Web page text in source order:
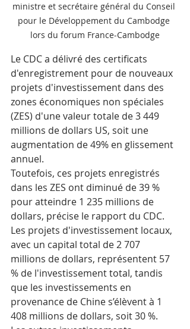
ministre et secrétaire général du Conseil
pour le Développement du Cambodge
lors du forum France-Cambodge
Le CDC a délivré des certificats
d'enregistrement pour de nouveaux
projets d'investissement dans des
zones économiques non spéciales
(ZES) d'une valeur totale de 3 449
millions de dollars US, soit une
augmentation de 49% en glissement
annuel.
Toutefois, ces projets enregistrés
dans les ZES ont diminué de 39 %
pour atteindre 1 235 millions de
dollars, précise le rapport du CDC.
Les projets d'investissement locaux,
avec un capital total de 2 707
millions de dollars, représentent 57
% de l'investissement total, tandis
que les investissements en
provenance de Chine s’élèvent à 1
408 millions de dollars, soit 30 %.